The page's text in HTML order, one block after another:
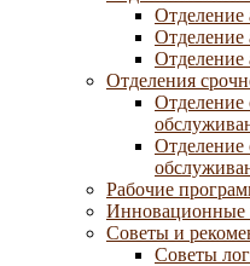
Отделение
Отделение
Отделение
Отделения
Отделение
Отделение
Рабочие
Инновационные
Советы и
Советы